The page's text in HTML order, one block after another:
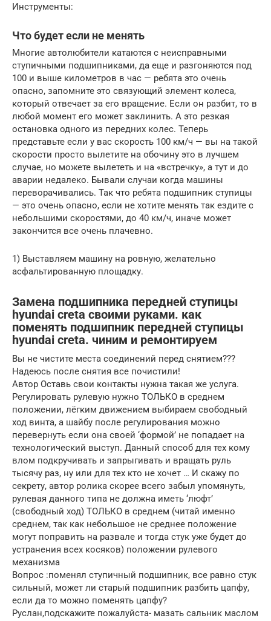
Инструменты:
Что будет если не менять
Многие автолюбители катаются с неисправными
ступичными подшипниками, да еще и разгоняются под
100 и выше километров в час — ребята это очень
опасно, запомните это связующий элемент колеса,
который отвечает за его вращение. Если он разбит, то в
любой момент его может заклинить. А это резкая
остановка одного из передних колес. Теперь
представьте если у вас скорость 100 км/ч — вы на такой
скорости просто вылетите на обочину это в лучшем
случае, но можете вылететь и на «встречку», а тут и до
аварии недалеко. Бывали случаи когда машины
переворачивались. Так что ребята подшипник ступицы
— это очень опасно, если не хотите менять так ездите с
небольшими скоростями, до 40 км/ч, иначе может
закончится все очень плачевно.
1) Выставляем машину на ровную, желательно
асфальтированную площадку.
Замена подшипника передней ступицы
hyundai creta своими руками. как
поменять подшипник передней ступицы
hyundai creta. чиним и ремонтируем
Вы не чистите места соединений перед снятием???
Надеюсь после снятия все почистили!
Автор Оставь свои контакты нужна такая же услуга.
Регулировать рулевую нужно ТОЛЬКО в среднем
положении, лёгким движением выбираем свободный
ход винта, а шайбу после регулирования можно
перевернуть если она своей ‘формой’ не попадает на
технологический выступ. Данный способ для тех кому
влом подкручивать и запрыгивать и вращать руль
тысячу раз, ну или для тех кто не хочет … И скажу по
секрету, автор ролика скорее всего забыл упомянуть,
рулевая данного типа не должна иметь ‘люфт’
(свободный ход) ТОЛЬКО в среднем (читай именно
среднем, так как небольшое не среднее положение
могут поправить на развале и тогда стук уже будет до
устранения всех косяков) положении рулевого
механизма
Вопрос :поменял ступичный подшипник, все равно стук
сильный, может ли старый подшипник разбить цапфу,
если да то можно поменять цапфу?
Руслан,подскажите пожалуйста- мазать сальник маслом